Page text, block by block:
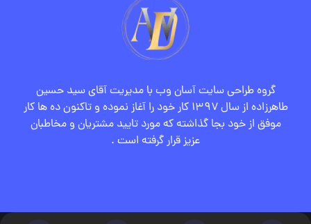
گروه طراحی سایت آسان وب با مدیریت آقای سید حسین
طاهرزاده از سال ۱۳۹۷ کار خود را آغاز نموده و تاکنون ده ها کار
موفق از خود بجا گذاشته که مورد تایید مشتریان و مخاطبان
عزیز قرار گرفته است .